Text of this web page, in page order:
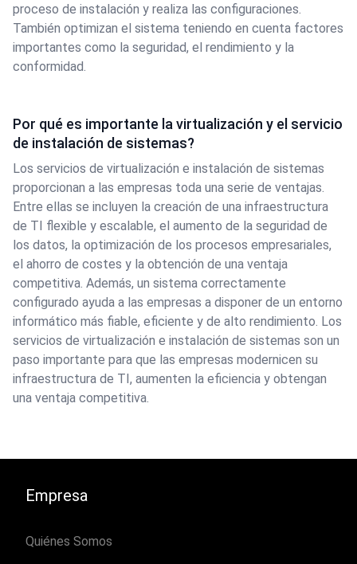
proceso de instalación y realiza las configuraciones.
También optimizan el sistema teniendo en cuenta factores
importantes como la seguridad, el rendimiento y la
conformidad.
Por qué es importante la virtualización y el servicio
de instalación de sistemas?
Los servicios de virtualización e instalación de sistemas
proporcionan a las empresas toda una serie de ventajas.
Entre ellas se incluyen la creación de una infraestructura
de TI flexible y escalable, el aumento de la seguridad de
los datos, la optimización de los procesos empresariales,
el ahorro de costes y la obtención de una ventaja
competitiva. Además, un sistema correctamente
configurado ayuda a las empresas a disponer de un entorno
informático más fiable, eficiente y de alto rendimiento. Los
servicios de virtualización e instalación de sistemas son un
paso importante para que las empresas modernicen su
infraestructura de TI, aumenten la eficiencia y obtengan
una ventaja competitiva.
Empresa
Quiénes Somos